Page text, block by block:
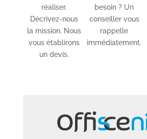
réaliser.
Décrivez-nous
la mission. Nous
vous établirons
un devis.
besoin ? Un
conseiller vous
rappelle
immédiatement.